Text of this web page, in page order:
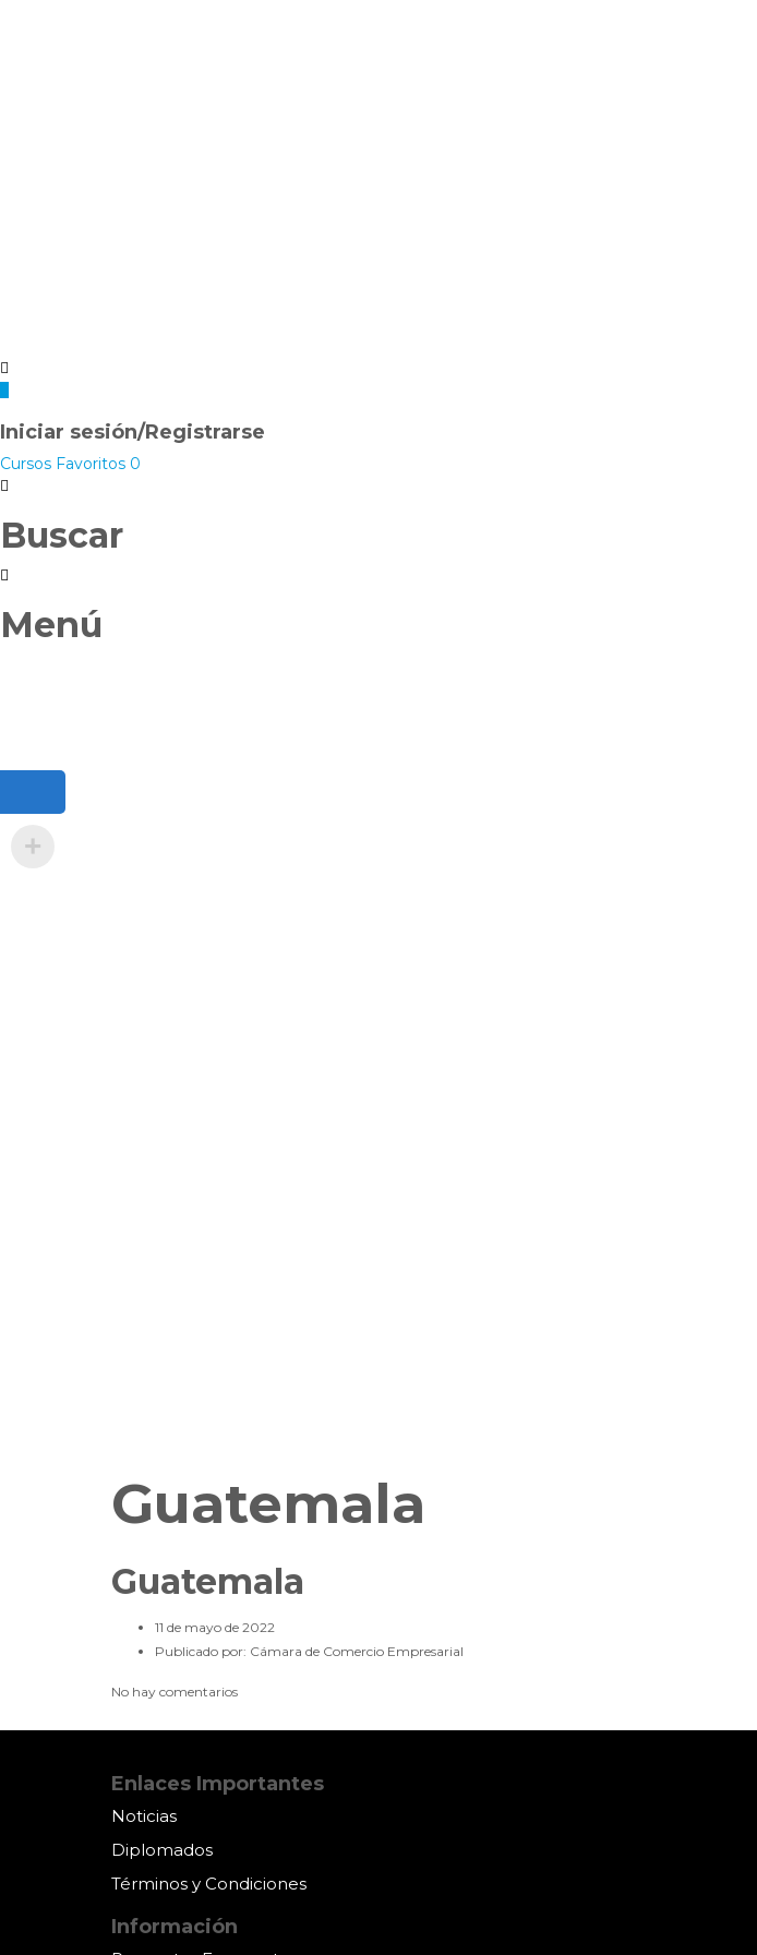
Iniciar sesión/Registrarse
Cursos Favoritos 0
Buscar
Menú
Guatemala
Guatemala
11 de mayo de 2022
Publicado por: Cámara de Comercio Empresarial
No hay comentarios
Enlaces Importantes
Noticias
Diplomados
Términos y Condiciones
Información